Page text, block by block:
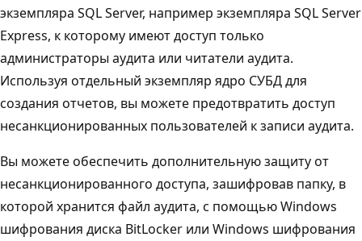
экземпляра SQL Server, например экземпляра SQL Server
Express, к которому имеют доступ только
администраторы аудита или читатели аудита.
Используя отдельный экземпляр ядро СУБД для
создания отчетов, вы можете предотвратить доступ
несанкционированных пользователей к записи аудита.
Вы можете обеспечить дополнительную защиту от
несанкционированного доступа, зашифровав папку, в
которой хранится файл аудита, с помощью Windows
шифрования диска BitLocker или Windows шифрования